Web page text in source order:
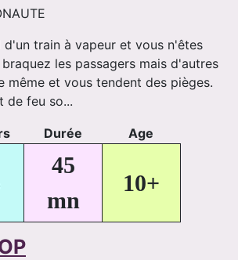
d'un train à vapeur et vous n'êtes
les passagers mais d'autres
même et vous tendent des pièges.
de feu so...
Durée Age
45
mn
10+